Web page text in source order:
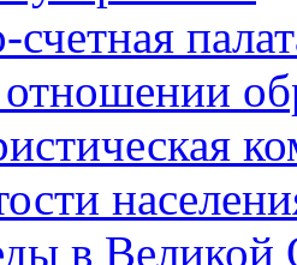
в Великой